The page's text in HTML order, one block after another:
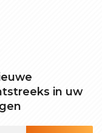
in uw